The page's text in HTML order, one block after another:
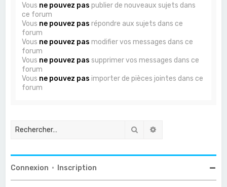
Vous ne pouvez pas publier de nouveaux sujets dans
ce forum
Vous ne pouvez pas répondre aux sujets dans ce
forum
Vous ne pouvez pas modifier vos messages dans ce
forum
Vous ne pouvez pas supprimer vos messages dans ce
forum
Vous ne pouvez pas importer de pièces jointes dans ce
forum
Rechercher
Connexion • Inscription